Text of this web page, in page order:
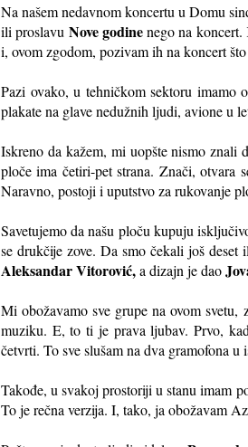
Na našem nedavnom koncertu u Domu
ili proslavu Nove godinenego na koncert.
i, ovom zgodom, pozivam ih na koncert
Pazi ovako, u tehničkom sektoru imamo
plakate na glave nedužnih ljudi, avione u
Iskreno da kažem, mi uopšte nismo znali
ploče ima četiri-pet strana. Znači, otvara
Naravno, postoji i uputstvo za rukovanje
Savetujemo da našu ploču kupuju
se drukčije zove. Da smo čekali još
Aleksandar Vitorović,a dizajn je dao
Mi obožavamo sve grupe na ovom svetu,
muziku. E, to ti je prava ljubav. Prvo,
četvrti. To sve slušam na dva gramofona
Takođe, u svakoj prostoriji u stanu imam
To je rečna verzija. I, tako, ja obožavam